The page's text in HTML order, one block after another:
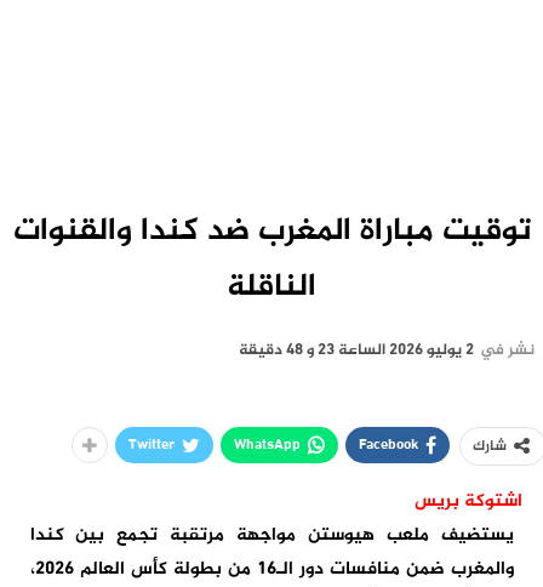
توقيت مباراة المغرب ضد كندا والقنوات
الناقلة
نشر في 2 يوليو 2026 الساعة 23 و 48 دقيقة
شارك Facebook
WhatsApp
Twitter
اشتوكة بريس
يستضيف ملعب هيوستن مواجهة مرتقبة تجمع بين كندا
والمغرب ضمن منافسات دور الـ16 من بطولة كأس العالم 2026،